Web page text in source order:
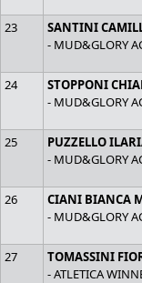
23
SANTINI
- MUD&GLORY
24
STOPPONI
- MUD&GLORY
25
PUZZELLO
- MUD&GLORY
26
CIANI BIANCA
- MUD&GLORY
27
TOMASSINI
- ATLETICA